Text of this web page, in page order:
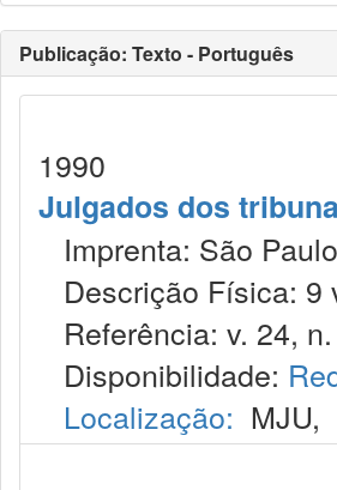
Publicação: Texto - Português
1990
Julgados dos
Imprenta: São
Descrição Física: 9
Referência: v. 24,
Disponibilidade:
Localização: MJU,